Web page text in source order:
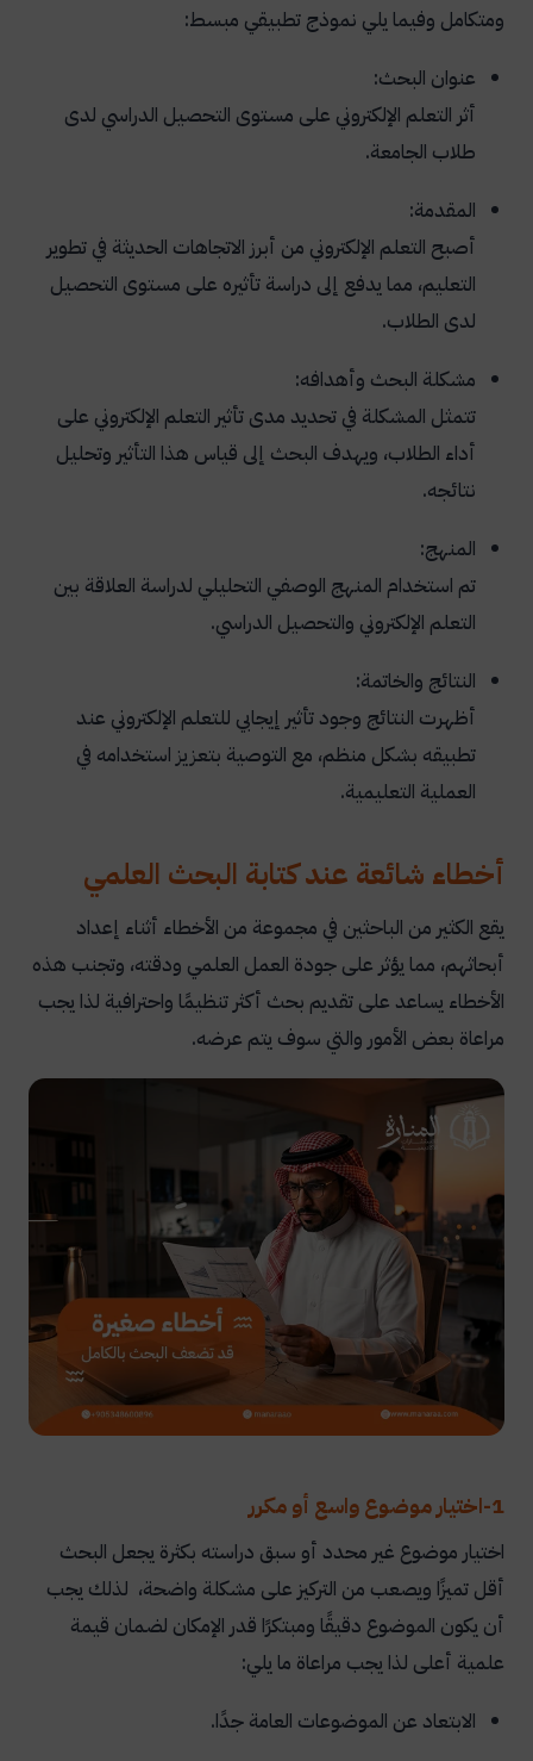
ومتكامل وفيما يلي نموذج تطبيقي مبسط:
عنوان البحث:
أثر التعلم الإلكتروني على مستوى التحصيل الدراسي لدى
طلاب الجامعة.
المقدمة:
أصبح التعلم الإلكتروني من أبرز الاتجاهات الحديثة في تطوير
التعليم، مما يدفع إلى دراسة تأثيره على مستوى التحصيل
لدى الطلاب.
مشكلة البحث وأهدافه:
تتمثل المشكلة في تحديد مدى تأثير التعلم الإلكتروني على
أداء الطلاب، ويهدف البحث إلى قياس هذا التأثير وتحليل
نتائجه.
المنهج:
تم استخدام المنهج الوصفي التحليلي لدراسة العلاقة بين
التعلم الإلكتروني والتحصيل الدراسي.
النتائج والخاتمة:
أظهرت النتائج وجود تأثير إيجابي للتعلم الإلكتروني عند
تطبيقه بشكل منظم، مع التوصية بتعزيز استخدامه في
العملية التعليمية.
أخطاء شائعة عند كتابة البحث العلمي
يقع الكثير من الباحثين في مجموعة من الأخطاء أثناء إعداد
أبحاثهم، مما يؤثر على جودة العمل العلمي ودقته، وتجنب هذه
الأخطاء يساعد على تقديم بحث أكثر تنظيمًا واحترافية لذا يجب
مراعاة بعض الأمور والتي سوف يتم عرضه.
1-اختيار موضوع واسع أو مكرر
اختيار موضوع غير محدد أو سبق دراسته بكثرة يجعل البحث
أقل تميزًا ويصعب من التركيز على مشكلة واضحة، لذلك يجب
أن يكون الموضوع دقيقًا ومبتكرًا قدر الإمكان لضمان قيمة
علمية أعلى لذا يجب مراعاة ما يلي:
الابتعاد عن الموضوعات العامة جدًا.